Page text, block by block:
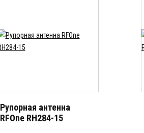
Рупорная антенна
RFOne RH284-15